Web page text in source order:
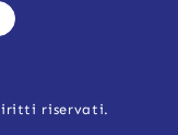
riservati.